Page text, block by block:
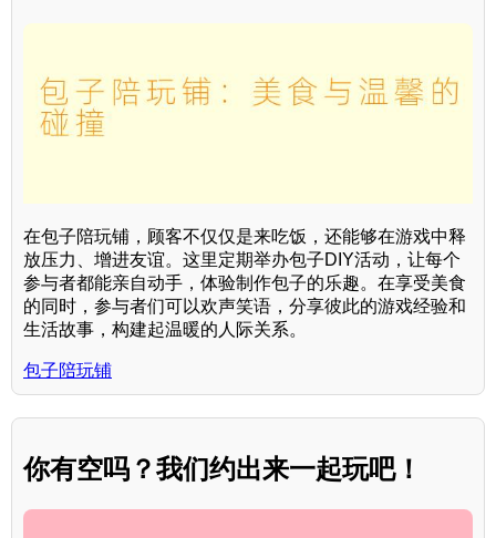
在包子陪玩铺，顾客不仅仅是来吃饭，还能够在游戏中释
放压力、增进友谊。这里定期举办包子DIY活动，让每个
参与者都能亲自动手，体验制作包子的乐趣。在享受美食
的同时，参与者们可以欢声笑语，分享彼此的游戏经验和
生活故事，构建起温暖的人际关系。
包子陪玩铺
你有空吗？我们约出来一起玩吧！